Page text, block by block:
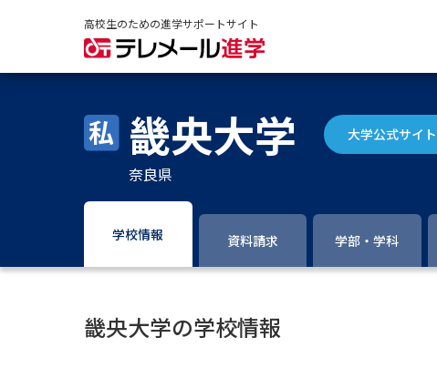
高校生のための進学サポートサイト
畿央大学 大学公式サイト
奈良県
学校情報 資料請求 学部・学科
畿央大学の学校情報